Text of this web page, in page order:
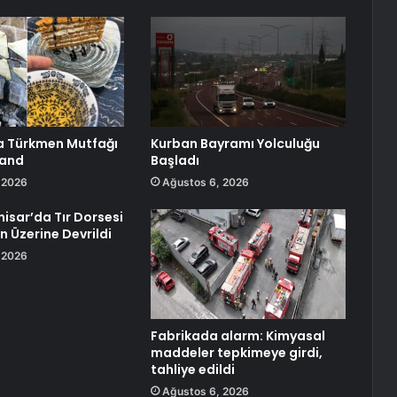
Türkmen Mutfağı
Kurban Bayramı Yolculuğu
Başladı
Ağustos 6, 2026
Tır Dorsesi
Üzerine Devrildi
Fabrikada alarm: Kimyasal
maddeler tepkimeye girdi,
tahliye edildi
Ağustos 6, 2026